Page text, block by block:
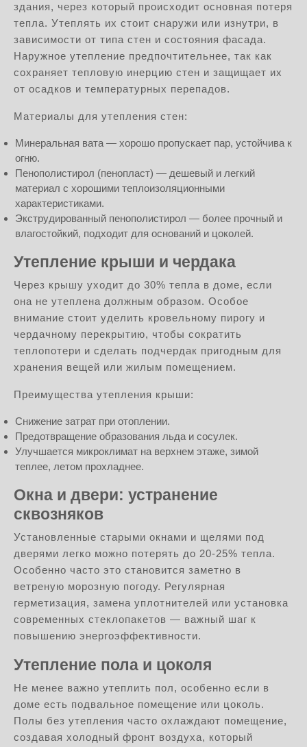
здания, через который происходит основная потеря
тепла. Утеплять их стоит снаружи или изнутри, в
зависимости от типа стен и состояния фасада.
Наружное утепление предпочтительнее, так как
сохраняет тепловую инерцию стен и защищает их
от осадков и температурных перепадов.
Материалы для утепления стен:
Минеральная вата — хорошо пропускает пар, устойчива к
огню.
Пенополистирол (пенопласт) — дешевый и легкий
материал с хорошими теплоизоляционными
характеристиками.
Экструдированный пенополистирол — более прочный и
влагостойкий, подходит для оснований и цоколей.
Утепление крыши и чердака
Через крышу уходит до 30% тепла в доме, если
она не утеплена должным образом. Особое
внимание стоит уделить кровельному пирогу и
чердачному перекрытию, чтобы сократить
теплопотери и сделать подчердак пригодным для
хранения вещей или жилым помещением.
Преимущества утепления крыши:
Снижение затрат при отоплении.
Предотвращение образования льда и сосулек.
Улучшается микроклимат на верхнем этаже, зимой
теплее, летом прохладнее.
Окна и двери: устранение
сквозняков
Установленные старыми окнами и щелями под
дверями легко можно потерять до 20-25% тепла.
Особенно часто это становится заметно в
ветреную морозную погоду. Регулярная
герметизация, замена уплотнителей или установка
современных стеклопакетов — важный шаг к
повышению энергоэффективности.
Утепление пола и цоколя
Не менее важно утеплить пол, особенно если в
доме есть подвальное помещение или цоколь.
Полы без утепления часто охлаждают помещение,
создавая холодный фронт воздуха, который